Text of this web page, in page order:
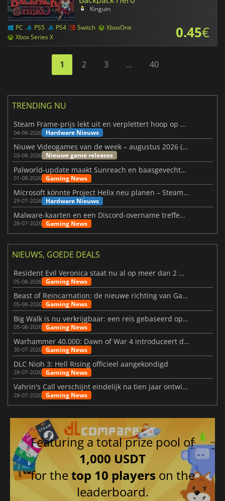
Kinguin
PC PS5 PS4 Switch
XboxOne
Xbox Series X
0.45€
1 2 3 ... 40
TRENDING NU
Steam Frame-prijs lekt uit en verplettert hoop op betaalbare VR
04-08-2026 Hardware Nieuws
Niuwe Videogames van de week – augustus 2026 (week 32)
03-08-2026 Nieuwe game releases
Palworld-update maakt Sunreach en baasgevechten stabieler
01-08-2026 Gaming News
Microsoft könnte Project Helix neu planen – Steam-Support wackelt
29-07-2026 Hardware Nieuws
Malware-kaarten en een Discord-overname treffen Meccha Chameleon
28-07-2026 Gaming News
NIEUWS, GOEDE DEALS
Resident Evil Veronica staat nu al op meer dan 2 miljoen verlanglijstjes
05-08-2026 Gaming News
Beast of Reincarnation: de nieuwe richting van Game Freak
05-08-2026 Gaming News
Big Walk is nu verkrijgbaar: een reis gebaseerd op vriendschap
05-08-2026 Gaming News
Warhammer 40.000: Dawn of War 4 introduceert de Necron-factie
30-07-2026 Gaming News
DLC Nioh 3: Hell Rising officieel aangekondigd
28-07-2026 Gaming News
Vahrin's Call verschijnt eindelijk na tien jaar ontwikkeling
28-07-2026 Gaming News
Featuring a total prize pool of
1,000 USDT
for thetop 10 players on the
leaderboard.